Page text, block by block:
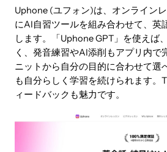
Uphone (ユフォン)は、オンライン
にAI自習ツールを組み合わせて、英
します。「Uphone GPT」を使えば
く、発音練習やAI添削もアプリ内
ニットから自分の目的に合わせて選
も自分らしく学習を続けられます。
ィードバックも魅力です。